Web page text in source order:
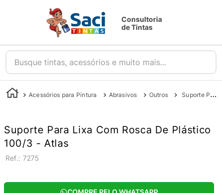
Consultoria
de Tintas
Busque tintas, acessórios e muito mais...
Acessórios para Pintura Abrasivos Outros Suporte Para Lixa Com Rosca De Plástico 100/3 - Atlas
Suporte Para Lixa Com Rosca De Plástico
100/3 - Atlas
: 7275